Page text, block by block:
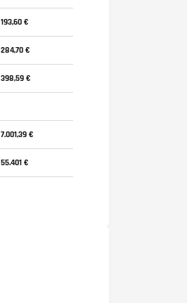
193,60 €
284,70 €
398,59 €
7.001,39 €
55.401 €